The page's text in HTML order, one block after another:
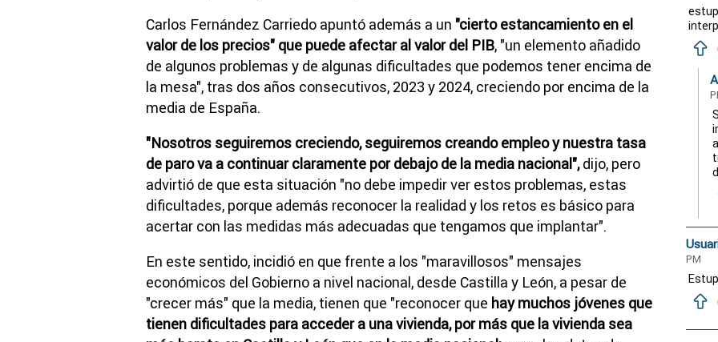
Carlos Fernández Carriedo apuntó además a un "cierto estancamiento en el
valor de los precios" que puede afectar al valor del PIB, "un elemento añadido
de algunos problemas y de algunas dificultades que podemos tener encima de
la mesa", tras dos años consecutivos, 2023 y 2024, creciendo por encima de la
media de España.
"Nosotros seguiremos creciendo, seguiremos creando empleo y nuestra tasa
de paro va a continuar claramente por debajo de la media nacional",dijo, pero
advirtió de que esta situación "no debe impedir ver estos problemas, estas
dificultades, porque además reconocer la realidad y los retos es básico para
acertar con las medidas más adecuadas que tengamos que implantar".
En este sentido, incidió en que frente a los "maravillosos" mensajes
económicos del Gobierno a nivel nacional, desde Castilla y León, a pesar de
"crecer más" que la media, tienen que "reconocer que hay muchos jóvenes que
tienen dificultades para acceder a una vivienda, por más que la vivienda sea
PM